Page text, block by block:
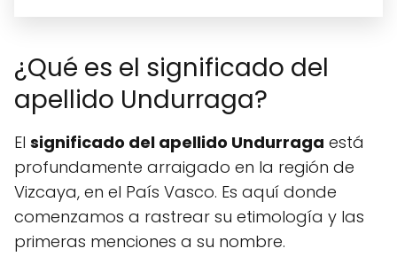
¿Qué es el significado del
apellido Undurraga?
El significado del apellido Undurraga está
profundamente arraigado en la región de
Vizcaya, en el País Vasco. Es aquí donde
comenzamos a rastrear su etimología y las
primeras menciones a su nombre.